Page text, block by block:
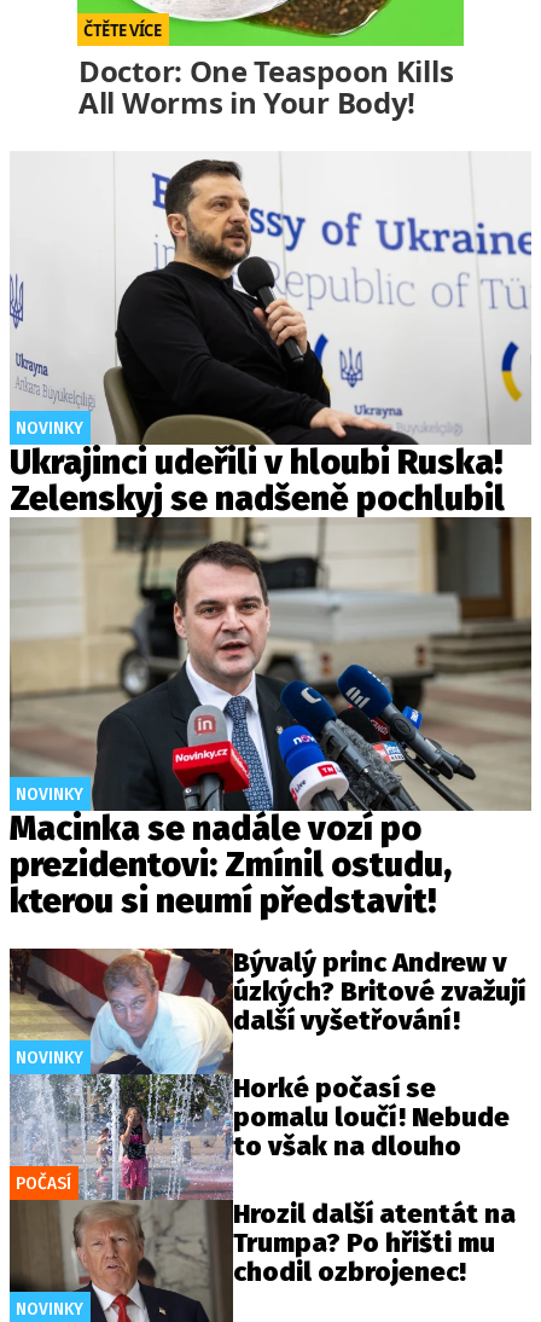
Doctor: One Teaspoon Kills
All Worms in Your Body!
NOVINKY
Ukrajinci udeřili v hloubi Ruska!
Zelenskyj se nadšeně pochlubil
NOVINKY
Macinka se nadále vozí po
prezidentovi: Zmínil ostudu,
kterou si neumí představit!
NOVINKY
Bývalý princ Andrew v
úzkých? Britové zvažují
další vyšetřování!
POČASÍ
Horké počasí se
pomalu loučí! Nebude
to však na dlouho
NOVINKY
Hrozil další atentát na
Trumpa? Po hřišti mu
chodil ozbrojenec!